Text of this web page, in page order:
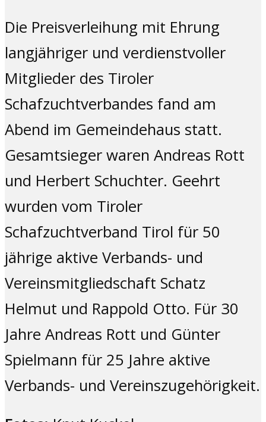
Die Preisverleihung mit Ehrung
langjähriger und verdienstvoller
Mitglieder des Tiroler
Schafzuchtverbandes fand am
Abend im Gemeindehaus statt.
Gesamtsieger waren Andreas Rott
und Herbert Schuchter. Geehrt
wurden vom Tiroler
Schafzuchtverband Tirol für 50
jährige aktive Verbands- und
Vereinsmitgliedschaft Schatz
Helmut und Rappold Otto. Für 30
Jahre Andreas Rott und Günter
Spielmann für 25 Jahre aktive
Verbands- und Vereinszugehörigkeit.